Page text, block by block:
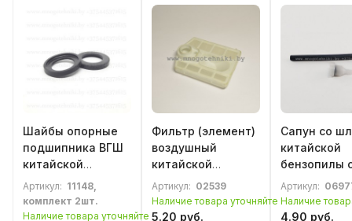
Шайбы опорные
подшипника ВГШ
китайской
бензопилы 4500,
5200, 5800
Артикул: 11148,
комплект 2шт.
Наличие товара уточняйте
Фильтр (элемент)
воздушный
китайской
бензопилы серии
3800 / 4500 / 5200
(длинный)
Артикул: 02539
Наличие товара уточняйте
5.20 руб.
Сапун со
китайской
бензопилы
4500 / 5200
Артикул:
Наличие
4.90 руб.